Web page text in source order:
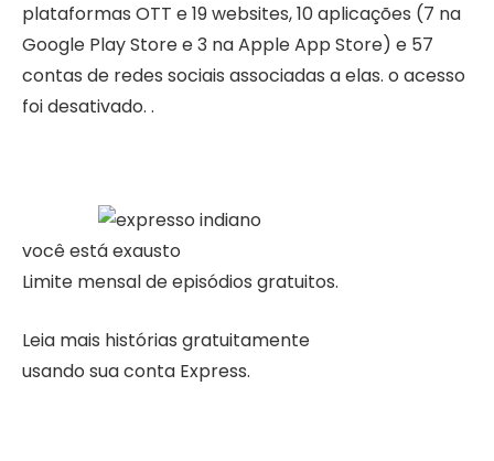
plataformas OTT e 19 websites, 10 aplicações (7 na
Google Play Store e 3 na Apple App Store) e 57
contas de redes sociais associadas a elas. o acesso
foi desativado. .
você está exausto
Limite mensal de episódios gratuitos.
Leia mais histórias gratuitamente
usando sua conta Express.